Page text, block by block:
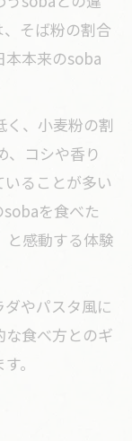
そば粉の割合
本本来のsoba
、小麦粉の割
、コシや香り
ることが多い
を食べた
と感動する体験
やパスタ風に
食べ方とのギ
。